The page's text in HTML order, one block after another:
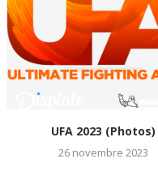
UFA 2023 (Photos)
26 novembre 2023